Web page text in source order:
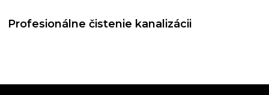
Profesionálne čistenie kanalizácii